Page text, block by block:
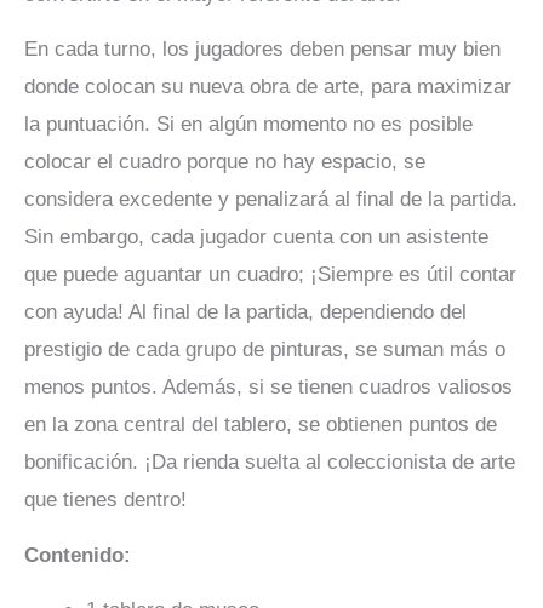
En cada turno, los jugadores deben pensar muy bien
donde colocan su nueva obra de arte, para maximizar
la puntuación. Si en algún momento no es posible
colocar el cuadro porque no hay espacio, se
considera excedente y penalizará al final de la partida.
Sin embargo, cada jugador cuenta con un asistente
que puede aguantar un cuadro; ¡Siempre es útil contar
con ayuda! Al final de la partida, dependiendo del
prestigio de cada grupo de pinturas, se suman más o
menos puntos. Además, si se tienen cuadros valiosos
en la zona central del tablero, se obtienen puntos de
bonificación. ¡Da rienda suelta al coleccionista de arte
que tienes dentro!
Contenido: